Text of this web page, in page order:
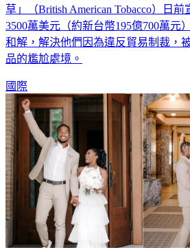
草」（British American Tobacco）日
3500萬美元（約新台幣195億700萬元
和解，解決他們因為違反貿易制裁，
品的尷尬處境。
國際